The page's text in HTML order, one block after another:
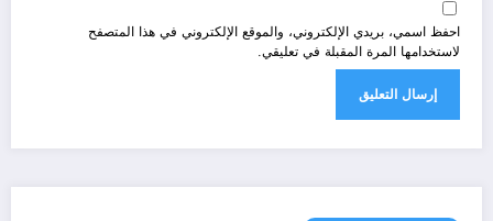
احفظ اسمي، بريدي الإلكتروني، والموقع الإلكتروني في هذا المتصفح
لاستخدامها المرة المقبلة في تعليقي.